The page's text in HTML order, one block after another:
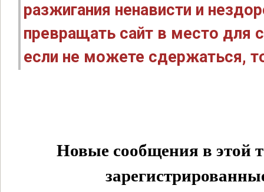
разжигания ненависти и
превращать сайт в место для
если не можете сдержаться,
Новые сообщения в этой